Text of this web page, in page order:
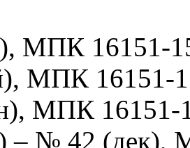
МПК 16151-
МПК 16151-
МПК 16151-
– № 42 (дек),